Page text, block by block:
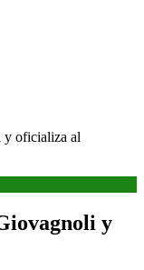
y oficializa al
y